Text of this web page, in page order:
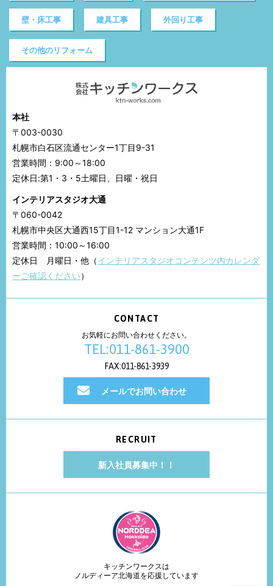
壁・床工事 建具工事 外回り工事
その他のリフォーム
本社
〒003-0030
札幌市白石区流通センター1丁目9-31
営業時間：9:00～18:00
定休日:第1・3・5土曜日、日曜・祝日
インテリアスタジオ大通
〒060-0042
札幌市中央区大通西15丁目1-12 マンション大通1F
営業時間：10:00～16:00
定休日 月曜日・他（インテリアスタジオコンテンツ内カレンダ
ーご確認ください）
CONTACT
お気軽にお問い合わせください。
TEL:011-861-3900
FAX:011-861-3939
メールでお問い合わせ
RECRUIT
新入社員募集中！！
キッチンワークスは
ノルディーア北海道を応援しています